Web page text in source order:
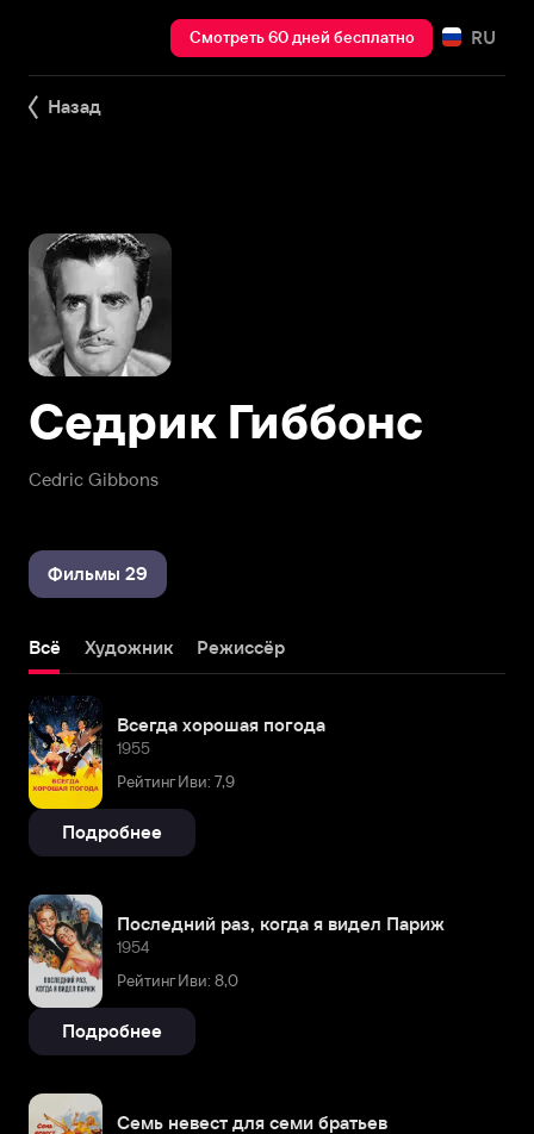
Смотреть 60 дней бесплатно RU
Назад
Cedric Gibbons
Седрик Гиббонс
Фильмы 29
Всё Художник Режиссёр
Всегда хорошая погода
1955
Рейтинг Иви: 7,9
Подробнее
Последний раз, когда я видел Париж
1954
Рейтинг Иви: 8,0
Подробнее
Семь невест для семи братьев